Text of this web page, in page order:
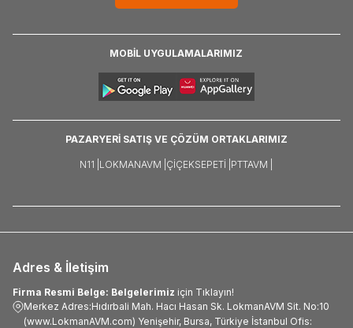
MOBİL UYGULAMALARIMIZ
PAZARYERİ SATIŞ VE ÇÖZÜM ORTAKLARIMIZ
N11 | LOKMANAVM | ÇIÇEKSEPETI | PTTAVM |
Adres & İletişim
Firma Resmi Belge: Belgelerimiz için Tıklayın!
Merkez Adres:Hıdırbali Mah. Hacı Hasan Sk. LokmanAVM Sit. No:10
(www.LokmanAVM.com) Yenişehir, Bursa, Türkiye İstanbul Ofis: